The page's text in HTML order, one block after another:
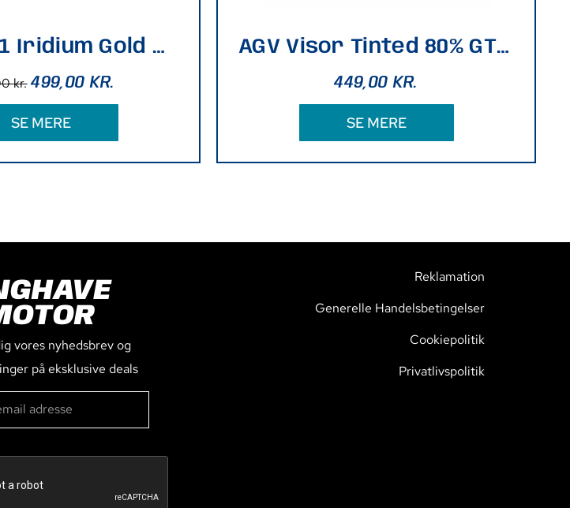
AGV GT3-1 Iridium Gold Visor XXS-L
kr. 499,00KR.
SE MERE
AGV Visor Tinted 80% GT4-2 Black
449,00KR.
SE MERE
vores nyhedsbrev og
på eksklusive deals
Reklamation
Generelle Handelsbetingelser
Cookiepolitik
Privatlivspolitik